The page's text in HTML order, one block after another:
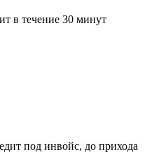
в течение 30 минут
под инвойс, до прихода